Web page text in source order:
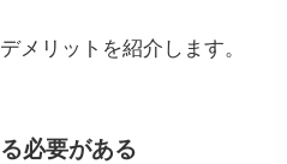
メリットを紹介します。
必要がある